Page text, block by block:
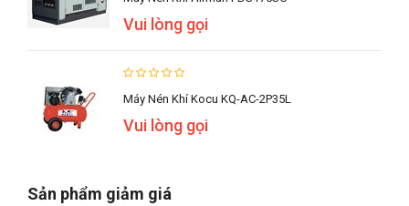
Vui lòng gọi
Máy Nén Khí Kocu KQ-AC-2P35L
Vui lòng gọi
Sản phẩm giảm giá